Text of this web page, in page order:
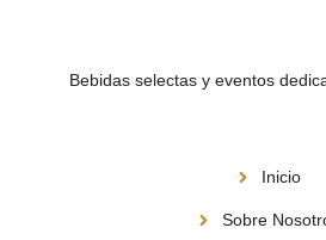
Bebidas selectas y eventos
Inicio
Sobre